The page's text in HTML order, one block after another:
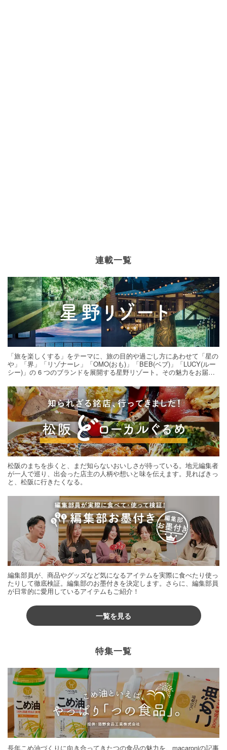
連載一覧
「旅を楽しくする」をテーマに、旅の目的や過ごし方にあわせて「星の
や」「界」「リゾナーレ」「OMO(おも)」「BEB(ベブ)」「LUCY(ルー
シー)」の 6 つのブランドを展開する星野リゾート。その魅力をお届け
松阪のまちを歩くと、まだ知らないおいしさが待っている。地元編集者
が一人で巡り、出会った店主の人柄や想いと味を伝えます。見ればきっ
と、松阪に行きたくなる。
編集部員が、商品やグッズなど気になるアイテムを実際に食べたり使っ
たりして徹底検証。編集部のお墨付きを決定します。さらに、編集部員
が日常的に愛用しているアイテムもご紹介！
一覧を見る
特集一覧
長年こめ油づくりに向き合ってきたつの食品の魅力を、macaroniの記事